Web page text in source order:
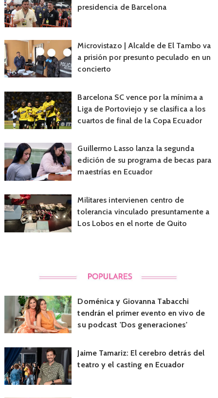
presidencia de Barcelona
Microvistazo | Alcalde de El Tambo va
a prisión por presunto peculado en un
concierto
Barcelona SC vence por la mínima a
Liga de Portoviejo y se clasifica a los
cuartos de final de la Copa Ecuador
Guillermo Lasso lanza la segunda
edición de su programa de becas para
maestrías en Ecuador
Militares intervienen centro de
tolerancia vinculado presuntamente a
Los Lobos en el norte de Quito
Doménica y Giovanna Tabacchi
tendrán el primer evento en vivo de
su podcast 'Dos generaciones'
Jaime Tamariz: El cerebro detrás del
teatro y el casting en Ecuador